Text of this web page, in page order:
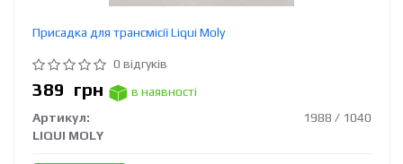
Присадка для трансмісії Liqui Moly
0 відгуків
389 грн
в наявності
Артикул:
1988 / 1040
LIQUI MOLY